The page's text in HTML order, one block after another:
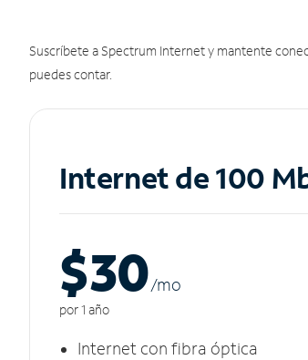
Suscríbete a Spectrum Internet y mantente
puedes contar.
Internet de 100
$30/mo
por 1 año
Internet con fibra óptica